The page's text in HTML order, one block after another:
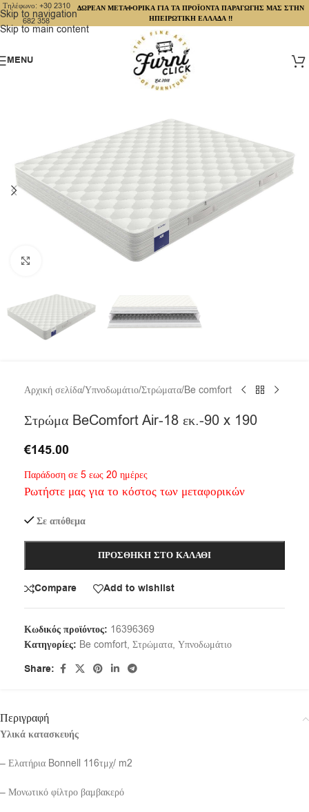
Skip to navigation
Skip to main content
Τηλέφωνο: +30 2310
682 358
ΔΩΡΕΑΝ ΜΕΤΑΦΟΡΙΚΑ ΓΙΑ ΤΑ ΠΡΟΪΟΝΤΑ ΠΑΡΑΓΩΓΗΣ ΜΑΣ ΣΤΗΝ
ΗΠΕΙΡΩΤΙΚΗ ΕΛΛΑΔΑ !!
MENU
Αρχική σελίδα/Υπνοδωμάτιο/Στρώματα/Be comfort
Στρώμα BeComfort Air-18 εκ.-90 x 190
€145.00
Παράδοση σε 5 εως 20 ημέρες
Ρωτήστε μας για το κόστος των μεταφορικών
Σε απόθεμα
ΠΡΟΣΘΉΚΗ ΣΤΟ ΚΑΛΆΘΙ
Compare Add to wishlist
Κωδικός προϊόντος: 16396369
Κατηγορίες: Be comfort, Στρώματα, Υπνοδωμάτιο
Share:
Περιγραφή
Υλικά κατασκευής
– Ελατήρια Bonnell 116τμχ/ m2
– Μονωτικό φίλτρο βαμβακερό